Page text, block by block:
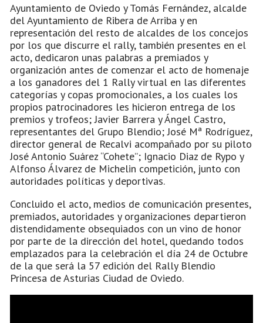
Ayuntamiento de Oviedo y Tomás Fernández, alcalde
del Ayuntamiento de Ribera de Arriba y en
representación del resto de alcaldes de los concejos
por los que discurre el rally, también presentes en el
acto, dedicaron unas palabras a premiados y
organización antes de comenzar el acto de homenaje
a los ganadores del 1 Rally virtual en las diferentes
categorías y copas promocionales, a los cuales los
propios patrocinadores les hicieron entrega de los
premios y trofeos; Javier Barrera y Ángel Castro,
representantes del Grupo Blendio; José Mª Rodríguez,
director general de Recalvi acompañado por su piloto
José Antonio Suárez “Cohete”; Ignacio Diaz de Rypo y
Alfonso Álvarez de Michelin competición, junto con
autoridades políticas y deportivas.
Concluido el acto, medios de comunicación presentes,
premiados, autoridades y organizaciones departieron
distendidamente obsequiados con un vino de honor
por parte de la dirección del hotel, quedando todos
emplazados para la celebración el día 24 de Octubre
de la que será la 57 edición del Rally Blendio
Princesa de Asturias Ciudad de Oviedo.